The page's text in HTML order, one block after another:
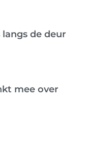
langs de deur
mee over